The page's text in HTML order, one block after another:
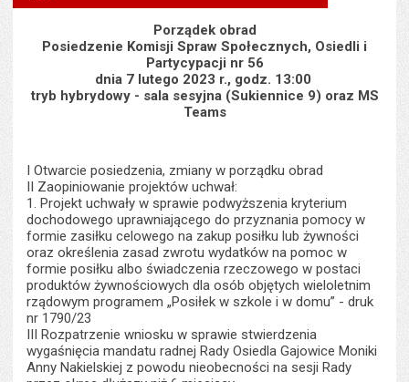
Porządek obrad
Posiedzenie Komisji Spraw Społecznych, Osiedli i
Partycypacji nr 56
dnia 7 lutego 2023 r., godz. 13:00
tryb hybrydowy - sala sesyjna (Sukiennice 9) oraz MS
Teams
I Otwarcie posiedzenia, zmiany w porządku obrad
II Zaopiniowanie projektów uchwał:
1. Projekt uchwały w sprawie podwyższenia kryterium
dochodowego uprawniającego do przyznania pomocy w
formie zasiłku celowego na zakup posiłku lub żywności
oraz określenia zasad zwrotu wydatków na pomoc w
formie posiłku albo świadczenia rzeczowego w postaci
produktów żywnościowych dla osób objętych wieloletnim
rządowym programem „Posiłek w szkole i w domu” - druk
nr 1790/23
III Rozpatrzenie wniosku w sprawie stwierdzenia
wygaśnięcia mandatu radnej Rady Osiedla Gajowice Moniki
Anny Nakielskiej z powodu nieobecności na sesji Rady